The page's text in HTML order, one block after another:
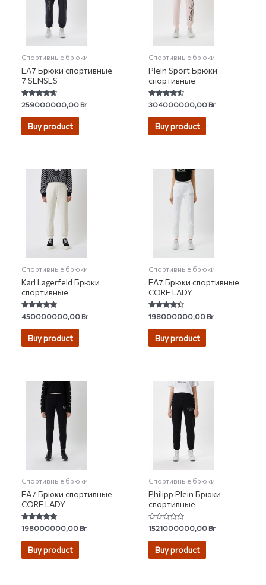
Спортивные брюки
EA7 Брюки спортивные
7 SENSES
Rated
4.38
out of 5
259000000,00Br
Buy product
Спортивные брюки
Plein Sport Брюки
спортивные
Rated
4.30
out of 5
304000000,00Br
Buy product
Спортивные брюки
Karl Lagerfeld Брюки
спортивные
Rated
4.60
out of 5
450000000,00Br
Buy product
Спортивные брюки
EA7 Брюки спортивные
CORE LADY
Rated
4.22
out of 5
198000000,00Br
Buy product
Спортивные брюки
EA7 Брюки спортивные
CORE LADY
Rated
5.00
out of 5
198000000,00Br
Buy product
Спортивные брюки
Philipp Plein Брюки
спортивные
Rated
0
out
1521000000,00Br
Buy product